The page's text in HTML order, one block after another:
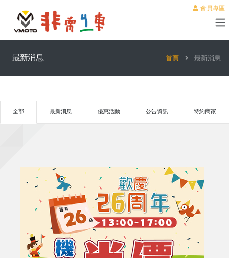
會員專區
最新消息 首頁 最新消息
全部 最新消息 優惠活動 公告資訊 特約商家